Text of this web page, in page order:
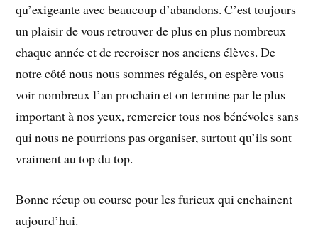
qu’exigeante avec beaucoup d’abandons. C’est toujours
un plaisir de vous retrouver de plus en plus nombreux
chaque année et de recroiser nos anciens élèves. De
notre côté nous nous sommes régalés, on espère vous
voir nombreux l’an prochain et on termine par le plus
important à nos yeux, remercier tous nos bénévoles sans
qui nous ne pourrions pas organiser, surtout qu’ils sont
vraiment au top du top.
Bonne récup ou course pour les furieux qui enchainent
aujourd’hui.